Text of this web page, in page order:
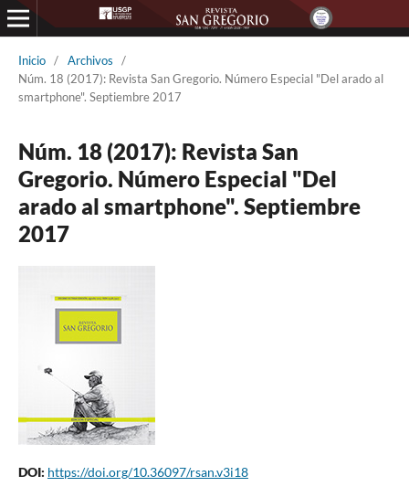
Inicio / Archivos
/
Núm. 18 (2017): Revista San Gregorio. Número Especial "Del arado al
smartphone". Septiembre 2017
Núm. 18 (2017): Revista San
Gregorio. Número Especial "Del
arado al smartphone". Septiembre
2017
DOI: https://doi.org/10.36097/rsan.v3i18